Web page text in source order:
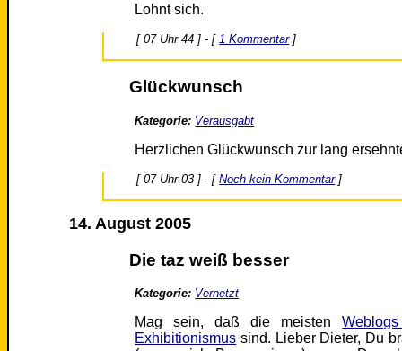
Lohnt sich.
[ 07 Uhr 44 ] - [ 1 Kommentar]
Glückwunsch
Kategorie: Verausgabt
Herzlichen Glückwunsch zur lang
[ 07 Uhr 03 ] - [Noch kein Kommentar]
14. August 2005
Die taz weiß besser
Kategorie: Vernetzt
Mag sein, daß die meisten
Exhibitionismus sind. Lieber Dieter, Du